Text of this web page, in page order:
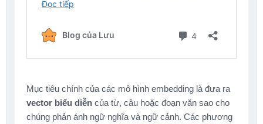
Mục tiêu chính của các mô hình embedding là đưa ra
vector biểu diễn của từ, câu hoặc đoạn văn sao cho
chúng phản ánh ngữ nghĩa và ngữ cảnh. Các phương